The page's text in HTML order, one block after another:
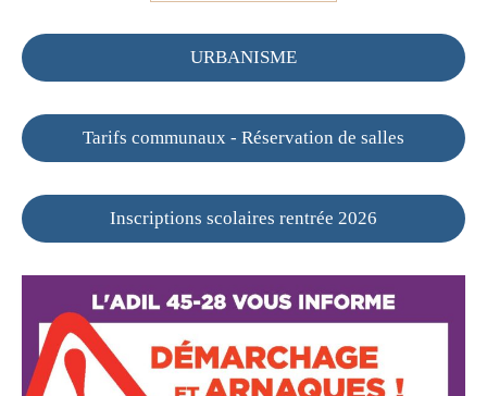
URBANISME
Tarifs communaux - Réservation de salles
Inscriptions scolaires rentrée 2026